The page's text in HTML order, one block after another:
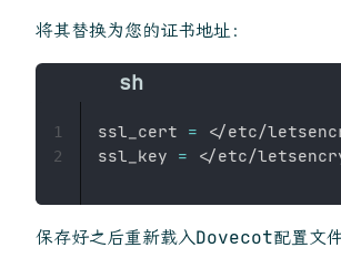
将其替换为您的证书地址：
ssl_cert = </etc/
ssl_key = <
1
2
保存好之后重新载入Dovecot配置文件